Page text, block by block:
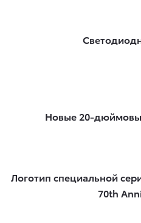
Новые 20-
Логотип специальной
70th